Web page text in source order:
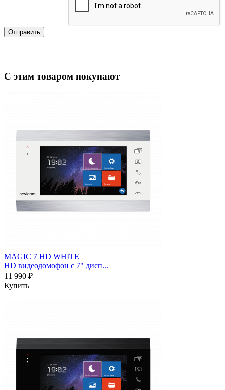
Отправить
С этим товаром покупают
MAGIC 7 HD WHITE
HD видеодомофон с 7" дисп...
11 990 ₽
Купить